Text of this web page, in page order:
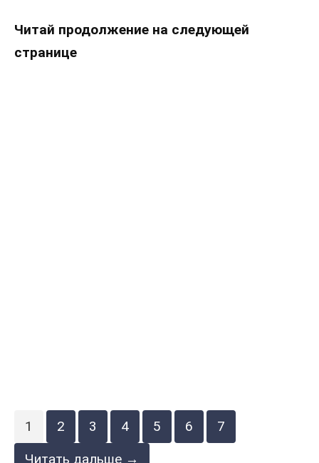
Читай продолжение на следующей
странице
1 2 3 4 5 6
7
Читать дальше →